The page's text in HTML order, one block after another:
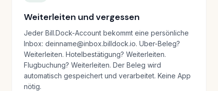
Weiterleiten und vergessen
Jeder Bill.Dock-Account bekommt eine persönliche
Inbox: deinname@inbox.billdock.io. Uber-Beleg?
Weiterleiten. Hotelbestätigung? Weiterleiten.
Flugbuchung? Weiterleiten. Der Beleg wird
automatisch gespeichert und verarbeitet. Keine App
nötig.